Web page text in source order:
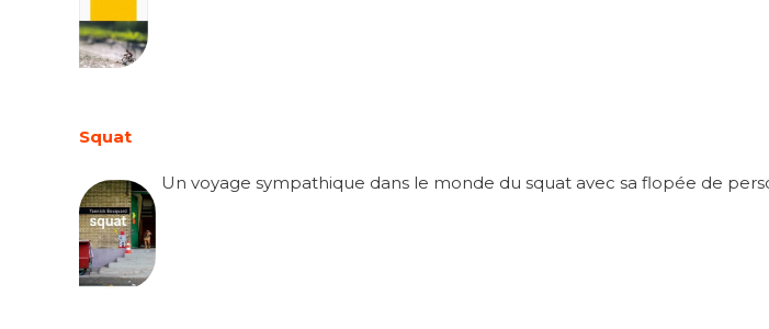
Squat
Un voyage sympathique dans le monde du squat avec sa flopée de